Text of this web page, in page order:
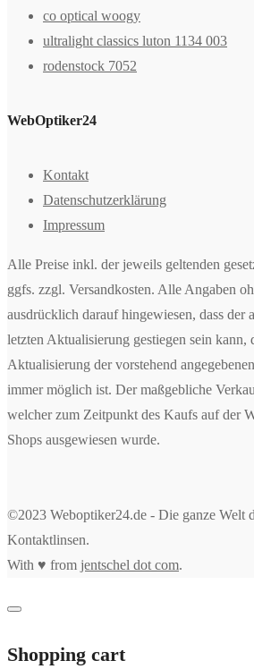
co optical woogy
ultralight classics luton 1134 003
rodenstock 7052
WebOptiker24
Kontakt
Datenschutzerklärung
Impressum
Alle Preise inkl. der jeweils geltenden
ggfs. zzgl. Versandkosten. Alle Angaben
ausdrücklich darauf hingewiesen, dass der
letzten Aktualisierung gestiegen sein kann,
Aktualisierung der vorstehend
immer möglich ist. Der maßgebliche
welcher zum Zeitpunkt des Kaufs auf der
Shops ausgewiesen wurde.
©2023 Weboptiker24.de - Die ganze Welt
Kontaktlinsen.
With ♥ from jentschel dot com.
Shopping cart